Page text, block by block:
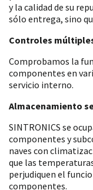
y la calidad de su
sólo entrega, sino
Controles
Comprobamos la
componentes en
servicio interno.
Almacenamiento
SINTRONICS se
componentes y
naves con
que las
perjudiquen el
componentes.